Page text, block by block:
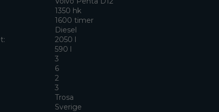
1350 hk
1600 timer
Diesel
2050 l
590 l
3
6
2
3
Trosa
Sverige